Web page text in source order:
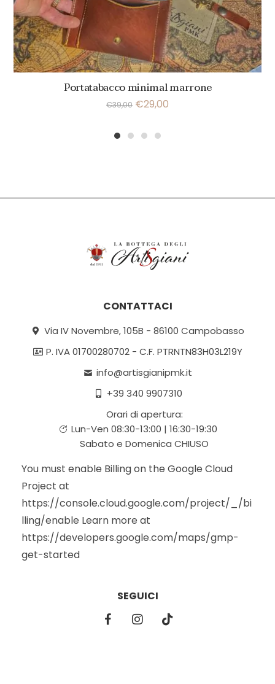
Portatabacco minimal marrone
€39,00 €29,00
CONTATTACI
Via IV Novembre, 105B - 86100 Campobasso
P. IVA 01700280702 - C.F. PTRNTN83H03L219Y
info@artisgianipmk.it
+39 340 9907310
Orari di apertura:
Lun-Ven 08:30-13:00 | 16:30-19:30
Sabato e Domenica CHIUSO
You must enable Billing on the Google Cloud
Project at
https://console.cloud.google.com/project/_/bi
lling/enable Learn more at
https://developers.google.com/maps/gmp-
get-started
SEGUICI